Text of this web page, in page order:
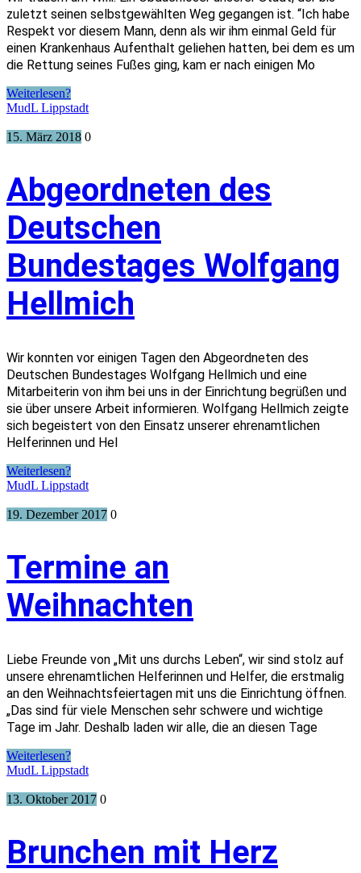
zuletzt seinen selbstgewählten Weg gegangen ist. “Ich habe
Respekt vor diesem Mann, denn als wir ihm einmal Geld für
einen Krankenhaus Aufenthalt geliehen hatten, bei dem es um
die Rettung seines Fußes ging, kam er nach einigen Mo
Weiterlesen?
MudL Lippstadt
15. März 2018 0
Abgeordneten des
Deutschen
Bundestages Wolfgang
Hellmich
Wir konnten vor einigen Tagen den Abgeordneten des
Deutschen Bundestages Wolfgang Hellmich und eine
Mitarbeiterin von ihm bei uns in der Einrichtung begrüßen und
sie über unsere Arbeit informieren. Wolfgang Hellmich zeigte
sich begeistert von den Einsatz unserer ehrenamtlichen
Helferinnen und Hel
Weiterlesen?
MudL Lippstadt
19. Dezember 2017 0
Termine an
Weihnachten
Liebe Freunde von „Mit uns durchs Leben“, wir sind stolz auf
unsere ehrenamtlichen Helferinnen und Helfer, die erstmalig
an den Weihnachtsfeiertagen mit uns die Einrichtung öffnen.
„Das sind für viele Menschen sehr schwere und wichtige
Tage im Jahr. Deshalb laden wir alle, die an diesen Tage
Weiterlesen?
MudL Lippstadt
13. Oktober 2017 0
Brunchen mit Herz